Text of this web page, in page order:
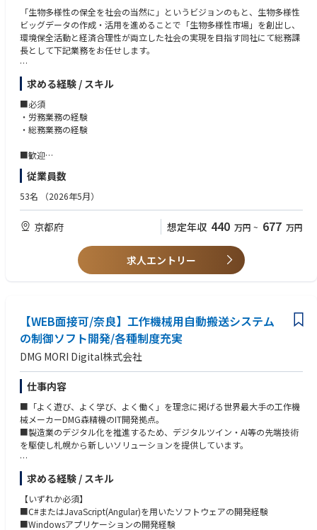
「生物多様性の保全を社会の当然に」というビジョンのもと、生物多様性
ビッグデータの作成・活用を進めることで「生物多様性市場」を創出し、
環境保全活動と経済合理性が両立した社会の実現を目指す同社にて総務課
長として下記業務をお任せします。
・給与計算
・労務管理
・入退社手続き
・契約書管理
・備品管理
・業務フローの改善、規定の改定
・採用業務補助
・その他庶務
上場後は株主総会運営や開示書類の作成補助等の業務に携わるチャンスが
あります。
求める経験 / スキル
■必須
・労務業務の経験
・総務業務の経験
■歓迎
・開示業務の経験
・会議体の運営の経験
従業員数
53名 （2026年5月）
京都府 想定年収 440 万円 ~ 677 万円
求人エントリー
【WEB面接可/奈良】工作機械用自動搬送システム
の制御ソフト開発/各種制度充実
DMG MORI Digital株式会社
仕事内容
■「よく遊び、よく学び、よく働く」を理念に掲げる世界最大手の工作機
械メーカーDMG森精機のIT開発拠点。
■製造業のデジタル化を推進するため、デジタルツイン・AI等の先端技術
を駆使し札幌から新しいソリューションを提供しています。
【仕事内容】
ロボット/AGV(無人搬送車)/AMR(自立走行ロボット)等を用いて工作機械や
各種装置に部品を搬送する自動搬送システム制御ソフトウェアの開発を担
当いただきます。
求める経験 / スキル
【いずれか必須】
■C#またはJavaScript(Angular)を用いたソフトウェアの開発経験
■Windowsアプリケーションの開発経験